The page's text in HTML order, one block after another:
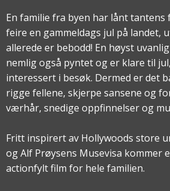
En familie fra byen har lånt
feire en gammeldags jul på landet,
allerede er bebodd! En høyst
nemlig også pyntet og er klare til
interessert i besøk. Dermed er det
rigge fellene, skjerpe sansene og
værhår, snedige oppfinnelser og
Fritt inspirert av Hollywoods store
og Alf Prøysens Musevisa kommer
actionfylt film for hele familien.